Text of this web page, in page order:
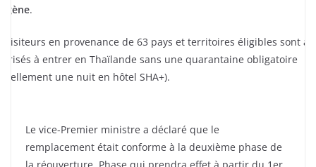
.
visiteurs en provenance de 63 pays et territoires éligibles sont
à entrer en Thaïlande sans une quarantaine obligatoire
une nuit en hôtel SHA+).
Le vice-Premier ministre a déclaré que le
remplacement était conforme à la deuxième phase de